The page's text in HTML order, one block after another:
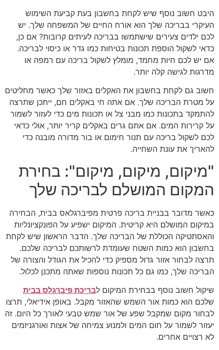
היבט חשוב נוסף שיש לקחת בחשבון בעת קביעת השימוש
העיקרי בבריכה שלך הוא אורח החיים של המשפחה שלך. יש
לכם ילדים צעירים שישתמשו בבריכה לעיתים קרובות? אם כן,
כדאי לשקול הוספת תכונות בטיחות כמו גדר או כיסוי לבריכה.
אם יש לכם חיות מחמד, מומלץ לשקול בריכה עם רמפה או
מדרגות לגישה קלה יותר.
חשוב גם לקחת בחשבון את האקלים באזור שלך כאשר מחליטים
על מטרת הבריכה שלך. אם אתה חי באקלים חם, ייתכן שתרצה
להתמקד בתכונות כמו מבני צל או תכונות מים כדי לעזור לשמור
על קרירות המים. אם אתם גרים באקלים קריר יותר, אולי כדאי
לכם לשקול בריכה עם תנור חימום או בור מדורה מובנה כדי
להאריך את עונת השחייה.
"מיקום, מיקום, מיקום": בחירת
המקום המושלם לבריכה שלך
כאשר מדובר בבניית בריכה פרטית מפיברגלאס בבית, הבחירה
במיקום המושלם היא קריטית. המיקום ישפיע על הפונקציונליות
והאסתטיקה הכוללת של הבריכה שלך. הדבר הראשון שיש לקחת
בחשבון הוא כמות השטח שעומדת לרשותכם לבריכה שלכם.
תרצה לבחור אזור גדול מספיק כדי להכיל את הגודל והצורה של
הבריכה שלך, כמו גם כל תכונות נוספות שאתה מתכנן לכלול.
שיקול חשוב נוסף בבחירת המיקום לבריכת פיברגלס בבית
שלכם הוא כמות אור השמש שהאזור מקבל. באופן אידיאלי, תרצו
לבחור מקום שמקבל שפע של אור שמש טבעי לאורך כל היום. זה
יעזור לשמור על חום המים ולמנוע צמיחה של אצות ואורגניזמים
לא רצויים אחרים.